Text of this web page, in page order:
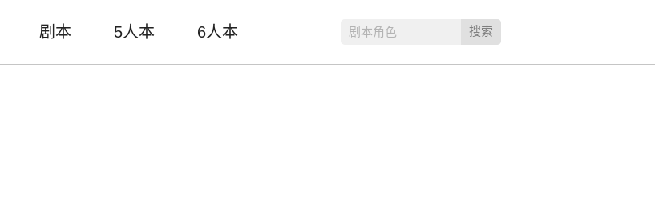
剧本 5人本 6人本 剧本角色 搜索